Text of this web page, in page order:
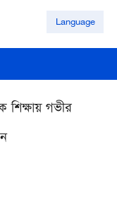
Language
গভীর